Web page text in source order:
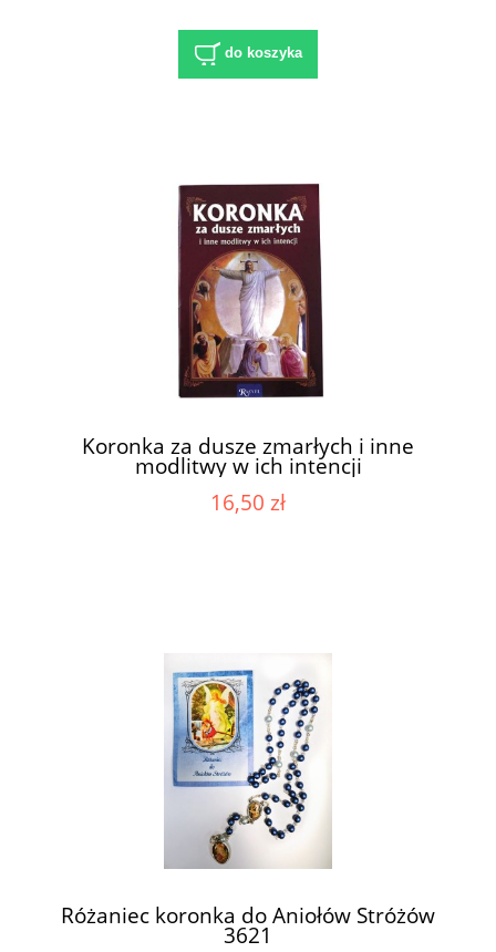
do koszyka
Koronka za dusze zmarłych i inne
modlitwy w ich intencji
16,50 zł
Różaniec koronka do Aniołów Stróżów
3621